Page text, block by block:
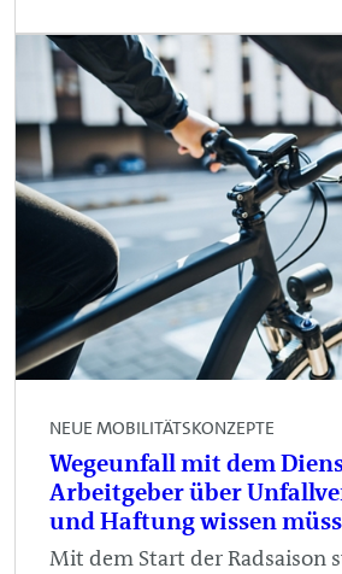
NEUE MOBILITÄTSKONZEPTE
Wegeunfall mit dem
Arbeitgeber über
und Haftung wissen
Mit dem Start der Radsaison